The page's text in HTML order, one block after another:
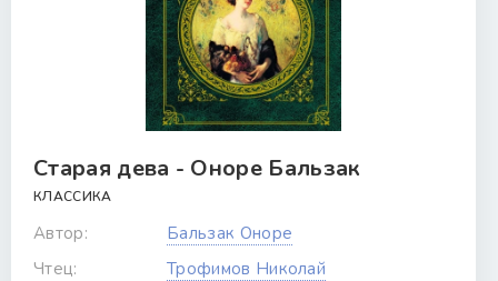
Старая дева - Оноре Бальзак
КЛАССИКА
Автор:
Бальзак Оноре
Чтец:
Трофимов Николай